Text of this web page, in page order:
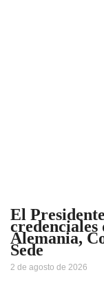
El
credenciales
Alemania,
Sede
2 de agosto de 2026